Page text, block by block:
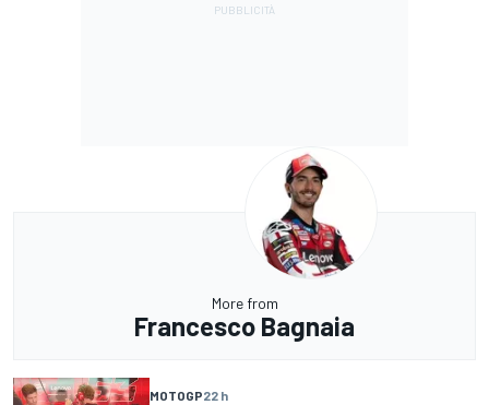
More from
Francesco Bagnaia
MOTOGP22 h